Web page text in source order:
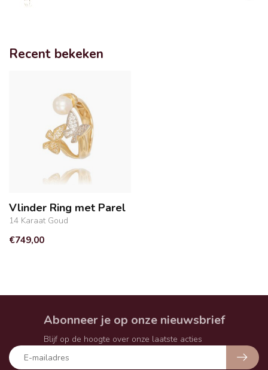
Recent bekeken
Vlinder Ring met Parel
14 Karaat Goud
€749,00
Abonneer je op onze nieuwsbrief
Blijf op de hoogte over onze laatste acties